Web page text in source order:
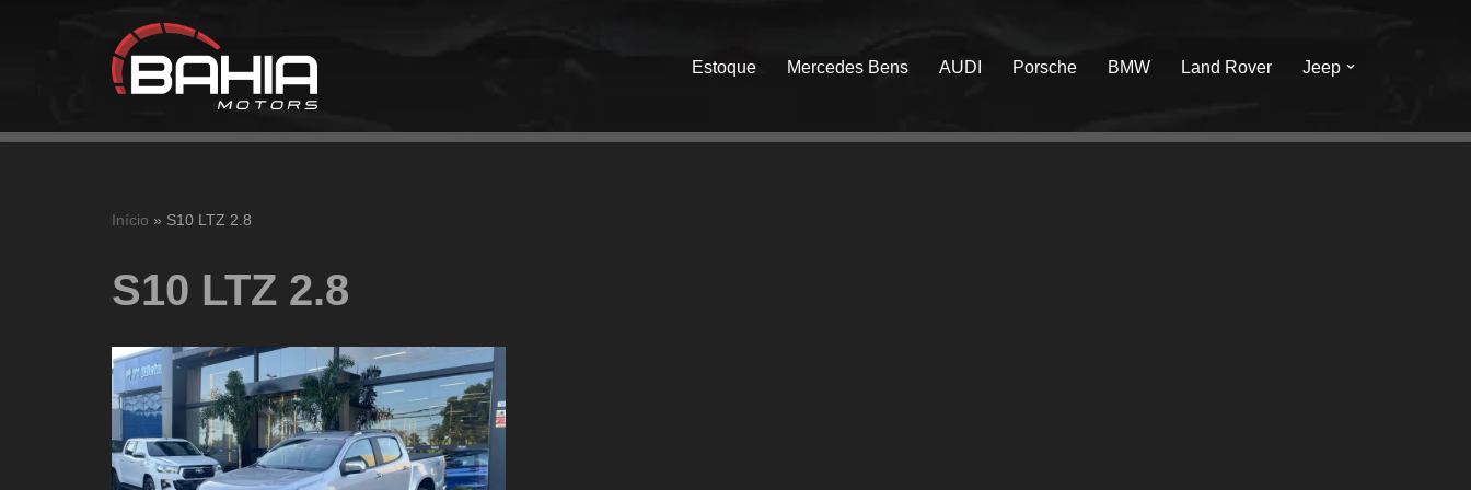
Estoque Mercedes Bens AUDI Porsche BMW Land Rover Jeep
Início » S10 LTZ 2.8
S10 LTZ 2.8